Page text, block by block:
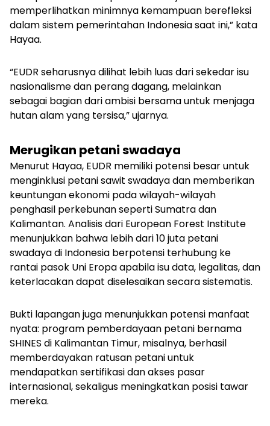
memperlihatkan minimnya kemampuan berefleksi
dalam sistem pemerintahan Indonesia saat ini,” kata
Hayaa.
“EUDR seharusnya dilihat lebih luas dari sekedar isu
nasionalisme dan perang dagang, melainkan
sebagai bagian dari ambisi bersama untuk menjaga
hutan alam yang tersisa,” ujarnya.
Merugikan petani swadaya
Menurut Hayaa, EUDR memiliki potensi besar untuk
menginklusi petani sawit swadaya dan memberikan
keuntungan ekonomi pada wilayah-wilayah
penghasil perkebunan seperti Sumatra dan
Kalimantan. Analisis dari European Forest Institute
menunjukkan bahwa lebih dari 10 juta petani
swadaya di Indonesia berpotensi terhubung ke
rantai pasok Uni Eropa apabila isu data, legalitas, dan
keterlacakan dapat diselesaikan secara sistematis.
Bukti lapangan juga menunjukkan potensi manfaat
nyata: program pemberdayaan petani bernama
SHINES di Kalimantan Timur, misalnya, berhasil
memberdayakan ratusan petani untuk
mendapatkan sertifikasi dan akses pasar
internasional, sekaligus meningkatkan posisi tawar
mereka.